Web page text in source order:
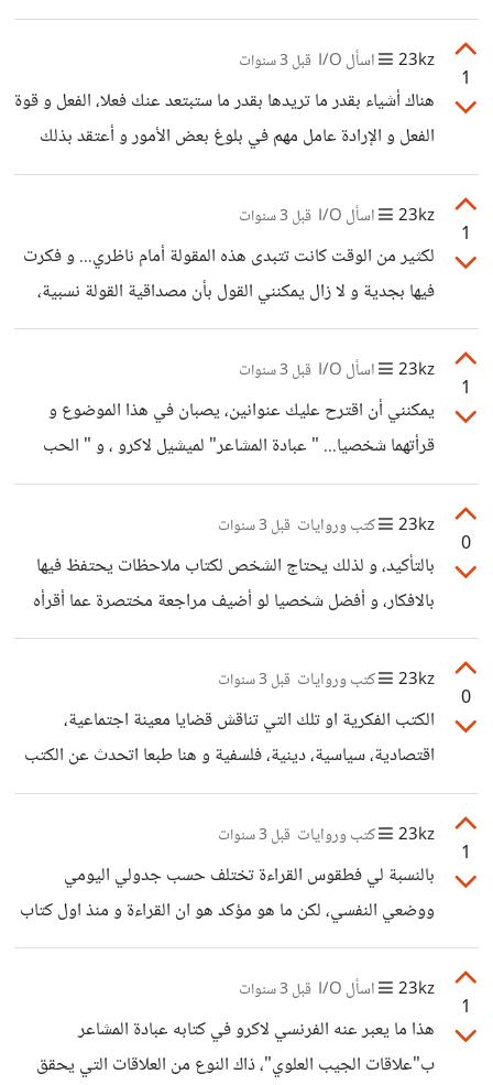
التجارب الحياتية شيء لا يمكن قياسه من حياة شخص لآخر، لكن
من يعلم المجتمع أن فكرة إسقاط مثل هذه الأمور أمر مغلوط و
يحتاج لكثير من التروي قبل التنزيل...
1
23kz اسأل I/O قبل 3 سنوات
هناك أشياء بقدر ما تريدها بقدر ما ستبتعد عنك فعلا، الفعل و قوة
الفعل و الإرادة عامل مهم في بلوغ بعض الأمور و أعتقد بذلك
لكنه ليس كل شيء... فالحتمية هنا ليس حتمية قدر و لكن حتمية
نتيجة بتفاعل مجموعة من العناصر، و أن رغبته في شيء توازي
رغبات عدد هائل من البشر الآخرين... يحصل أن الانسان ينسى
أنه ليس القوة الفاعلة و الأساسية حتى في حياته في بضعة
1
23kz اسأل I/O قبل 3 سنوات
لكثير من الوقت كانت تتبدى هذه المقولة أمام ناظري... و فكرت
فيها بجدية و لا زال يمكنني القول بأن مصداقية القولة نسبية،
تتداخل كثير من العوامل و تتحكم في سير حياتنا... أحيانا قد
نأخذ نحن أنفسنا - و قد نضطر إلى ذلك - طرقا تجعل مصداقية
هذه المقولة منعدمة... ما هو لك سيكون لك و سيبقى، لأنها
الأقدار المدبرة من عند الله و في بعض الأحيان حتى لو عملت
1
23kz اسأل I/O قبل 3 سنوات
يمكنني أن اقترح عليك عنوانين، يصبان في هذا الموضوع و
قرأتهما شخصيا... " عبادة المشاعر" لميشيل لاكرو ، و " الحب
السائل" لزيغمونت باومان... و اعتذاراتي على الرد المتأخر
0
23kz كتب وروايات قبل 3 سنوات
بالتأكيد، و لذلك يحتاج الشخص لكتاب ملاحظات يحتفظ فيها
بالافكار، و أفضل شخصيا لو أضيف مراجعة مختصرة عما أقرأه
حتى تظل الفكرة الأساسية للكتاب راسخة و يسهل العودة لها
0
23kz كتب وروايات قبل 3 سنوات
الكتب الفكرية او تلك التي تناقش قضايا معينة اجتماعية،
اقتصادية، سياسية، دينية، فلسفية و هنا طبعا اتحدث عن الكتب
التي تقدر صفحاتها بحوالي200 صفحة .. ربما تحتاج لمجهود
فكري طبعا لكن بالنسبة لي افضل ان انهيها في جلسة واحدة
لأبقاء تسلسل الافكار مترابط و استوعب ما اقرأه بشكل أيسر.
1
23kz كتب وروايات قبل 3 سنوات
بالنسبة لي فطقوس القراءة تختلف حسب جدولي اليومي
ووضعي النفسي، لكن ما هو مؤكد هو ان القراءة و منذ اول كتاب
كانت الهواية التي صنعت مني شخصا آخر و صنعت لي حياة
تستحق، أو بأدق تعبير هي السبيل الذي عرفت من خلاله جمال
الحياة العادية و ثباتها، افضل القراءة ليلا و هي عادة من الصعب
أن اخرج عنها لكني افعل في الغالب عندما اكون مسافرة لمكان
1
23kz اسأل I/O قبل 3 سنوات
هذا ما يعبر عنه الفرنسي لاكرو في كتابه عبادة المشاعر
ب"علاقات الجيب العلوي"، ذاك النوع من العلاقات التي يحقق